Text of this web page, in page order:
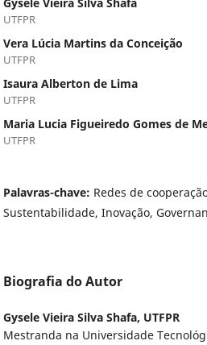
UTFPR
Vera Lúcia Martins da Conceição
UTFPR
Isaura Alberton de Lima
UTFPR
Maria Lucia Figueiredo Gomes de
UTFPR
Palavras-chave: Redes de
Sustentabilidade, Inovação,
Biografia do Autor
Gysele Vieira Silva Shafa, UTFPR
Mestranda na Universidade